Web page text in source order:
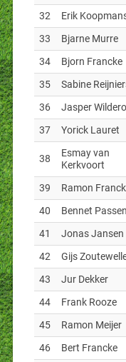
32 Erik
33
Bjarne Murre
34
Bjorn Francke
35
Sabine
36
Jasper
37
Yorick Lauret
38
Esmay van
Kerkvoort
39 Ramon
40
Bennet
41
Jonas Jansen
42
Gijs
43
Jur Dekker
44
Frank Rooze
45
Ramon Meijer
46
Bert Francke